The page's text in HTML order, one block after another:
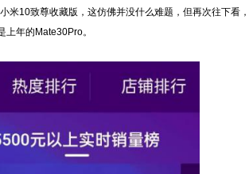
米10致尊收藏版，这仿佛并没什么难题，但再次往下看
年的Mate30Pro。